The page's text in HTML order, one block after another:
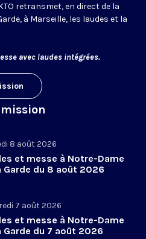
retransmet, en direct de la
à Marseille, les laudes et la
avec laudes intégrées.
8 août 2026
et messe à Notre-Dame
Garde du 8 août 2026
7 août 2026
et messe à Notre-Dame
Garde du 7 août 2026